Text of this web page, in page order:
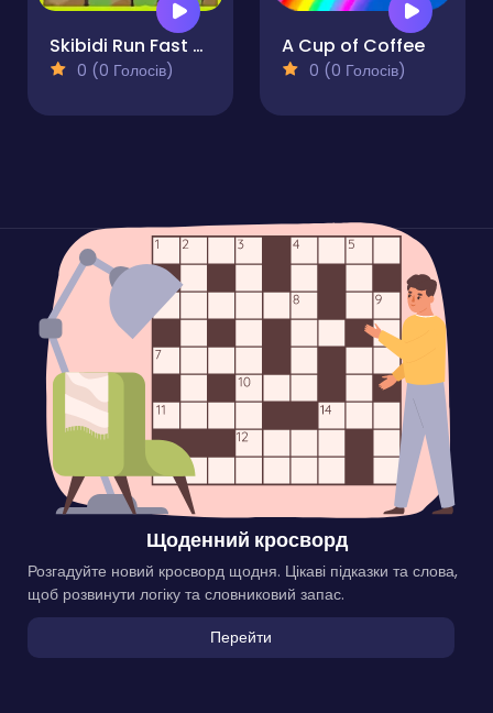
Skibidi Run Fast Run
0 (0 Голосів)
A Cup of Coffee
0 (0 Голосів)
Щоденний кросворд
Розгадуйте новий кросворд щодня. Цікаві підказки та слова,
щоб розвинути логіку та словниковий запас.
Перейти